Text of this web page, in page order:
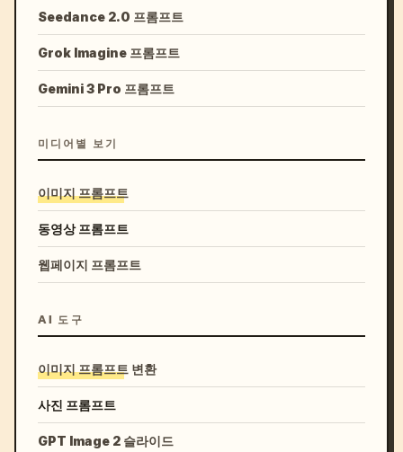
Seedance 2.0 프롬프트
Grok Imagine 프롬프트
Gemini 3 Pro 프롬프트
미디어별 보기
이미지 프롬프트
동영상 프롬프트
웹페이지 프롬프트
AI 도구
이미지 프롬프트 변환
사진 프롬프트
GPT Image 2 슬라이드